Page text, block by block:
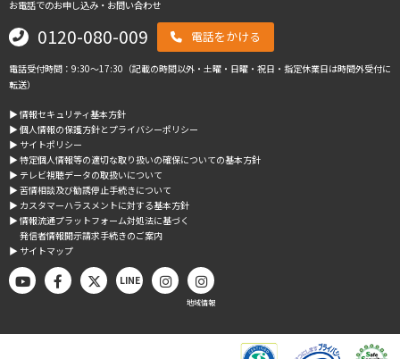
お電話でのお申し込み・お問い合わせ
0120-080-009 電話をかける
電話受付時間：9:30～17:30（記載の時間以外・土曜・日曜・祝日・指定休業日は時間外受付に
転送）
▶︎ 情報セキュリティ基本方針
▶︎ 個人情報の保護方針とプライバシーポリシー
▶︎ サイトポリシー
▶︎ 特定個人情報等の適切な取り扱いの確保についての基本方針
▶︎ テレビ視聴データの取扱いについて
▶︎ 苦情相談及び勧誘停止手続きについて
▶︎ カスタマーハラスメントに対する基本方針
▶︎ 情報流通プラットフォーム対処法に基づく
発信者情報開示請求手続きのご案内
▶︎ サイトマップ
LINE
地域情報